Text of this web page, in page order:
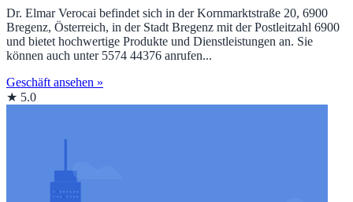
Dr. Elmar Verocai befindet sich in der Kornmarktstraße 20, 6900
Bregenz, Österreich, in der Stadt Bregenz mit der Postleitzahl 6900
und bietet hochwertige Produkte und Dienstleistungen an. Sie
können auch unter 5574 44376 anrufen...
Geschäft ansehen »
★ 5.0